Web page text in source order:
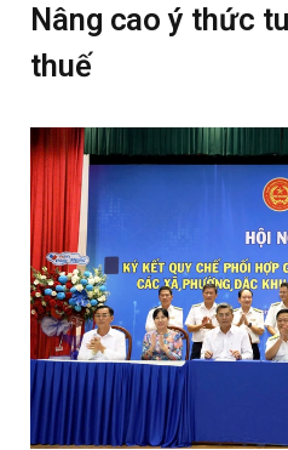
Nâng cao ý thức
thuế